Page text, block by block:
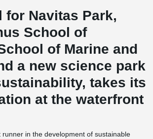
Navitas Park,
School of
of Marine and
a new science park
takes its
at the waterfront
in the development of sustainable